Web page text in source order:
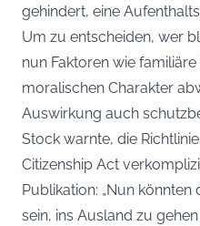
gehindert, eine
Um zu entscheiden, wer
nun Faktoren wie
moralischen Charakter
Auswirkung auch
Stock warnte, die
Citizenship Act
Publikation: „Nun
sein, ins Ausland zu